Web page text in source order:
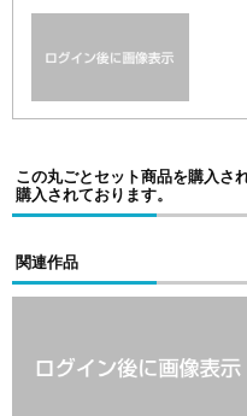
この丸ごとセット商品を購入さ
購入されております。
関連作品